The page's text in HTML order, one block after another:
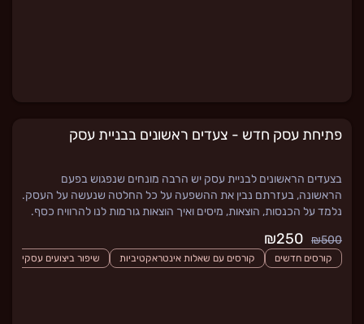
פתיחת עסק חדש - צעדים ראשונים בבניית עסק
בצעדים הראשונים לבניית עסק יש הרבה מונחים שנפגוש בפעם
הראשונה, בעזרתם נבין את ההשפעה על כל החלטה שנעשה על העסק.
נלמד על הכנסות, הוצאות, מיסים ואיך הוצאות גורמות לנו להרוויח כסף.
₪500
קורסים חדשים קורסים עם שאלות אינטראקטיביות שיפור ביצועים עסקיים -